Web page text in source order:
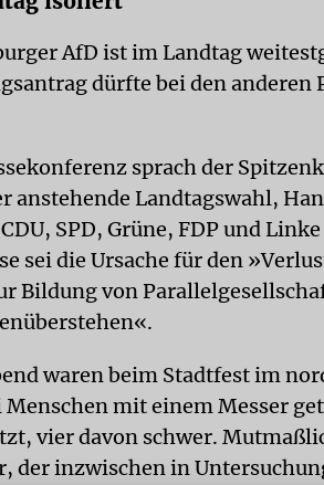
AfD ist im Landtag
dürfte bei den
sprach der
anstehende Landtagswahl,
SPD, Grüne, FDP und
sei die Ursache für den
Bildung von
waren beim Stadtfest im
mit einem Messer
vier davon schwer.
der inzwischen in